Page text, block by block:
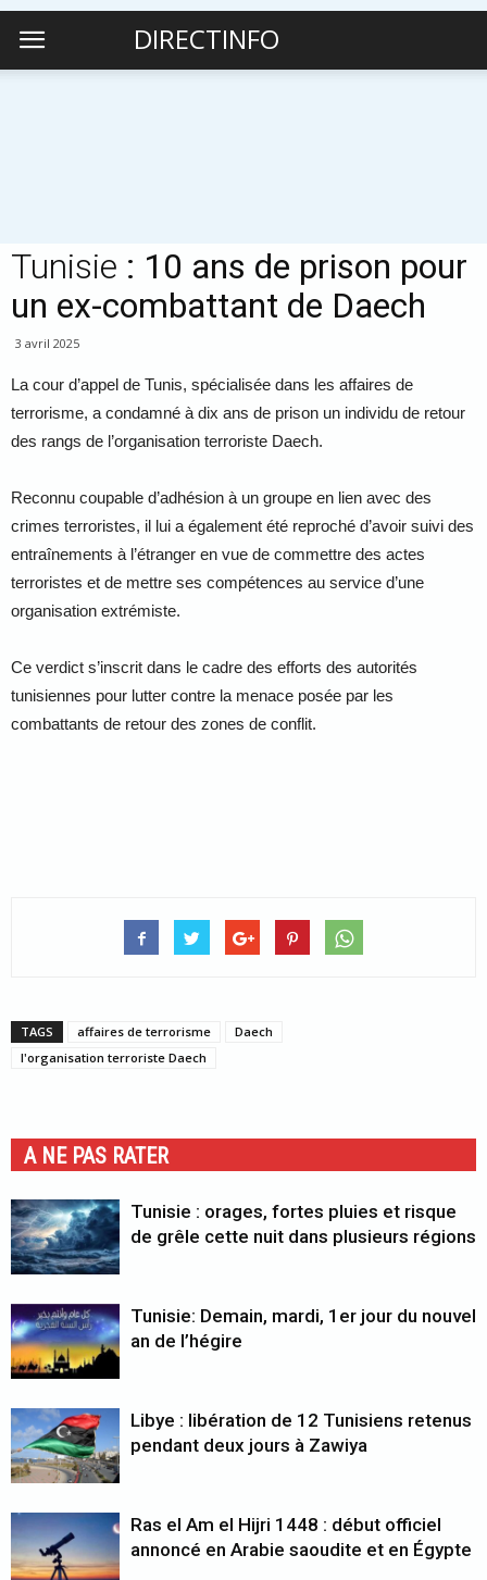
DIRECTINFO
Tunisie : 10 ans de prison pour
un ex-combattant de Daech
3 avril 2025
La cour d’appel de Tunis, spécialisée dans les affaires de
terrorisme, a condamné à dix ans de prison un individu de retour
des rangs de l’organisation terroriste Daech.
Reconnu coupable d’adhésion à un groupe en lien avec des
crimes terroristes, il lui a également été reproché d’avoir suivi des
entraînements à l’étranger en vue de commettre des actes
terroristes et de mettre ses compétences au service d’une
organisation extrémiste.
Ce verdict s’inscrit dans le cadre des efforts des autorités
tunisiennes pour lutter contre la menace posée par les
combattants de retour des zones de conflit.
TAGS affaires de terrorisme
Daech
l'organisation terroriste Daech
A NE PAS RATER
Tunisie : orages, fortes pluies et risque
de grêle cette nuit dans plusieurs régions
Tunisie: Demain, mardi, 1er jour du nouvel
an de l’hégire
Libye : libération de 12 Tunisiens retenus
pendant deux jours à Zawiya
Ras el Am el Hijri 1448 : début officiel
annoncé en Arabie saoudite et en Égypte